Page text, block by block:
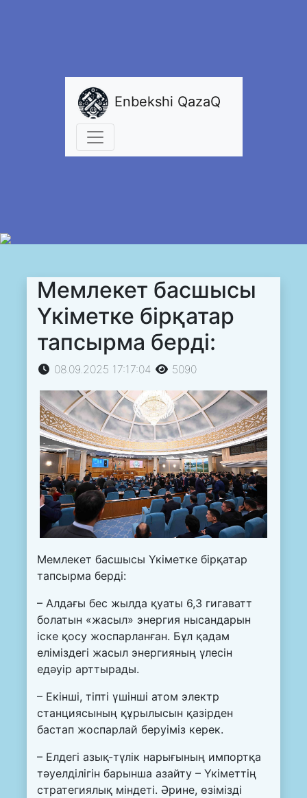
Enbekshi QazaQ
Мемлекет басшысы
Үкіметке бірқатар
тапсырма берді:
08.09.2025 17:17:04 5090
Мемлекет басшысы Үкіметке бірқатар
тапсырма берді:
– Алдағы бес жылда қуаты 6,3 гигаватт
болатын «жасыл» энергия нысандарын
іске қосу жоспарланған. Бұл қадам
еліміздегі жасыл энергияның үлесін
едәуір арттырады.
– Екінші, тіпті үшінші атом электр
станциясының құрылысын қазірден
бастап жоспарлай беруіміз керек.
– Елдегі азық-түлік нарығының импортқа
тәуелділігін барынша азайту – Үкіметтің
стратегиялық міндеті. Әрине, өзімізді